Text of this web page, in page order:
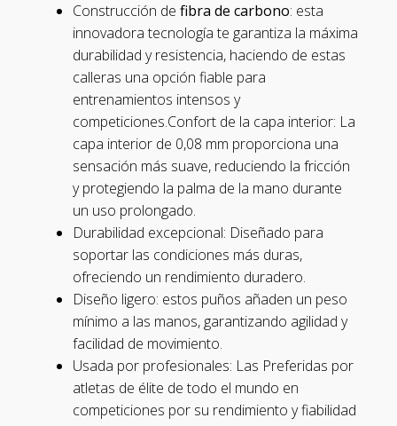
Construcción defibra de carbono: esta
innovadora tecnología te garantiza la máxima
durabilidad y resistencia, haciendo de estas
calleras una opción fiable para
entrenamientos intensos y
competiciones.Confort de la capa interior: La
capa interior de 0,08 mm proporciona una
sensación más suave, reduciendo la fricción
y protegiendo la palma de la mano durante
un uso prolongado.
Durabilidad excepcional: Diseñado para
soportar las condiciones más duras,
ofreciendo un rendimiento duradero.
Diseño ligero: estos puños añaden un peso
mínimo a las manos, garantizando agilidad y
facilidad de movimiento.
Usada por profesionales: Las Preferidas por
atletas de élite de todo el mundo en
competiciones por su rendimiento y fiabilidad